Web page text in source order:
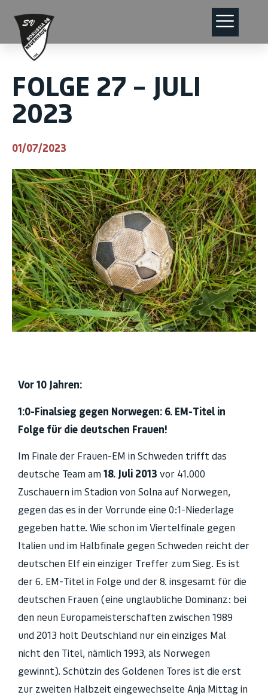
FOLGE 27 – JULI
2023
01/07/2023
Vor 10 Jahren:
1:0-Finalsieg gegen Norwegen: 6. EM-Titel in
Folge für die deutschen Frauen!
Im Finale der Frauen-EM in Schweden trifft das
deutsche Team am 18. Juli 2013 vor 41.000
Zuschauern im Stadion von Solna auf Norwegen,
gegen das es in der Vorrunde eine 0:1-Niederlage
gegeben hatte. Wie schon im Viertelfinale gegen
Italien und im Halbfinale gegen Schweden reicht der
deutschen Elf ein einziger Treffer zum Sieg. Es ist
der 6. EM-Titel in Folge und der 8. insgesamt für die
deutschen Frauen (eine unglaubliche Dominanz: bei
den neun Europameisterschaften zwischen 1989
und 2013 holt Deutschland nur ein einziges Mal
nicht den Titel, nämlich 1993, als Norwegen
gewinnt). Schützin des Goldenen Tores ist die erst
zur zweiten Halbzeit eingewechselte Anja Mittag in